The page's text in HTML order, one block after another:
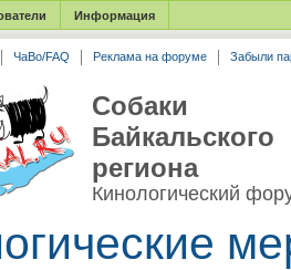
Информация
ЧаВо/FAQ Реклама на форуме Забыли
Собаки
Байкальского
региона
Кинологический